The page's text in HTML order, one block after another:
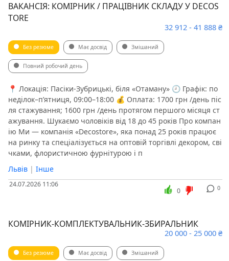
ВАКАНСІЯ: КОМІРНИК / ПРАЦІВНИК СКЛАДУ У DECOS
TORE
32 912 - 41 888 ₴
Без резюме Має досвід Змішаний
Повний робочий день
📍 Локація: Пасіки-Зубрицькі, біля «Отаману» 🕘 Графік: по
неділок–п’ятниця, 09:00–18:00 💰 Оплата: 1700 грн /день піс
ля стажування; 1600 грн /день протягом першого місяця ст
ажування. Шукаємо чоловіків від 18 до 45 років Про компан
ію Ми — компанія «Decostore», яка понад 25 років працює
на ринку та спеціалізується на оптовій торгівлі декором, сві
чками, флористичною фурнітурою і п
Львів | Інше
24.07.2026 11:06 0
0
КОМІРНИК-КОМПЛЕКТУВАЛЬНИК-ЗБИРАЛЬНИК
20 000 - 25 000 ₴
Без резюме Має досвід Змішаний